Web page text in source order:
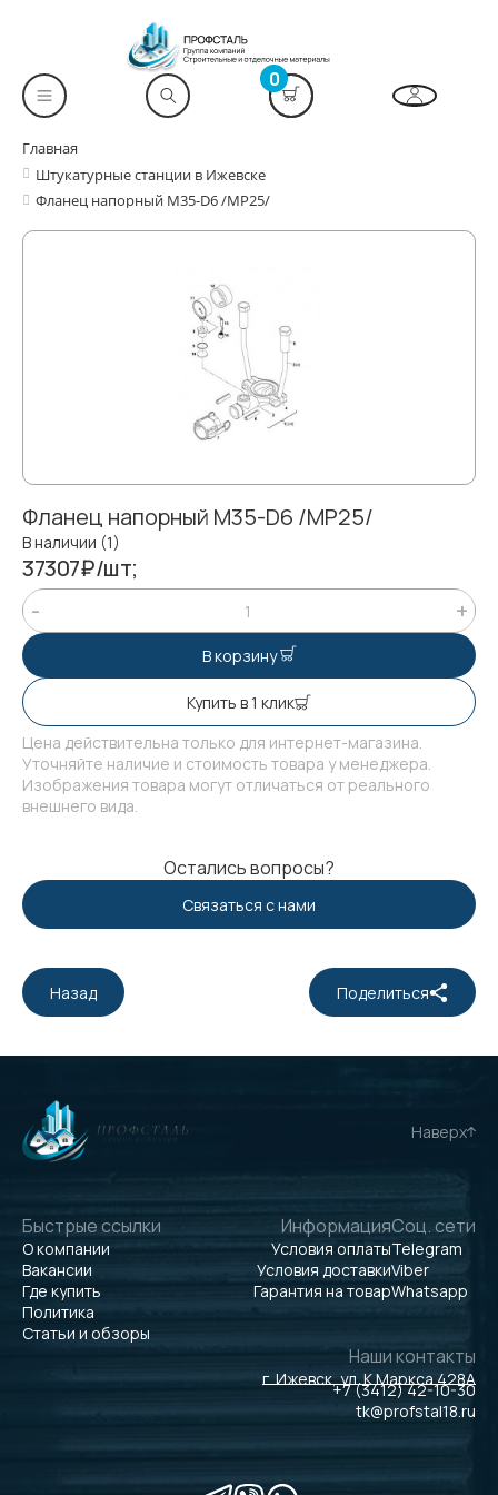
0
Главная
Штукатурные станции в Ижевске
Фланец напорный М35-D6 /МР25/
Фланец напорный М35-D6 /МР25/
В наличии (1)
37307₽/шт;
В корзину
Купить в 1 клик
Цена действительна только для интернет-магазина.
Уточняйте наличие и стоимость товара у менеджера.
Изображения товара могут отличаться от реального
внешнего вида.
Остались вопросы?
Связаться с нами
Назад Поделиться
Наверх
Быстрые ссылки
О компании
Вакансии
Где купить
Политика
Статьи и обзоры
Информация
Условия оплаты
Условия доставки
Гарантия на товар
Соц. сети
Telegram
Viber
Whatsapp
Наши контакты
г. Ижевск, ул. К.Маркса 428А
+7 (3412) 42-10-30
tk@profstal18.ru